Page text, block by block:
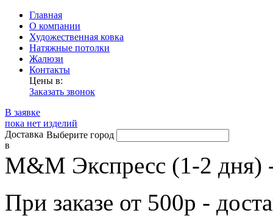
Главная
О компании
Художественная ковка
Натяжные потолки
Жалюзи
Контакты
Цены в:
Заказать звонок
В заявке
пока нет изделий
Доставка
в
Выберите город
М&М Экспресс (1-2 дня)
При заказе от 500р -